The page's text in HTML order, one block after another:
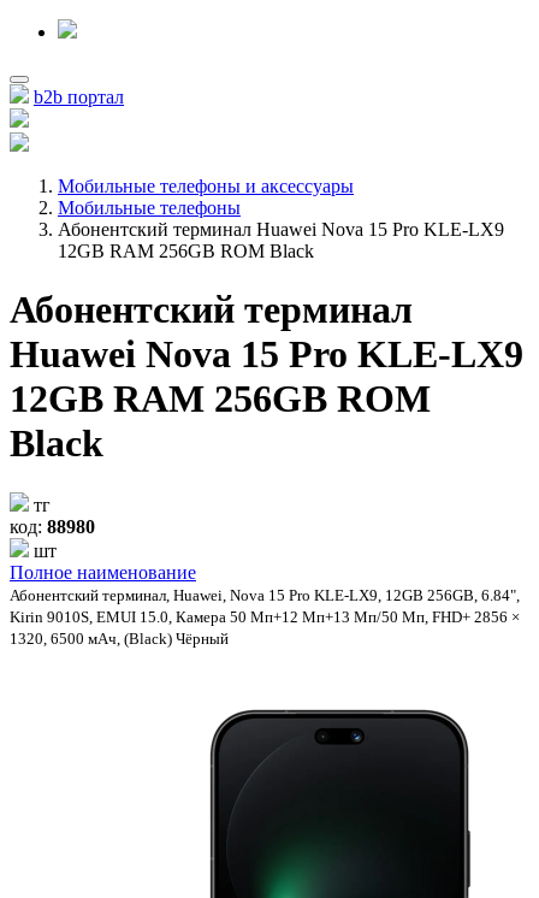
b2b портал
Мобильные телефоны и аксессуары
Мобильные телефоны
Абонентский терминал Huawei Nova 15 Pro KLE-LX9
12GB RAM 256GB ROM Black
Абонентский терминал
Huawei Nova 15 Pro KLE-LX9
12GB RAM 256GB ROM
Black
тг
код: 88980
шт
Полное наименование
Абонентский терминал, Huawei, Nova 15 Pro KLE-LX9, 12GB 256GB, 6.84",
Kirin 9010S, EMUI 15.0, Камера 50 Мп+12 Мп+13 Мп/50 Мп, FHD+ 2856 ×
1320, 6500 мАч, (Black) Чёрный